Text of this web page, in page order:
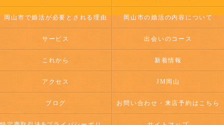
岡山市で婚活が必要とされる理由 岡山市の婚活の内容について
サービス 出会いのコース
これから 新着情報
アクセス JM岡山
ブログ お問い合わせ・来店予約はこちら